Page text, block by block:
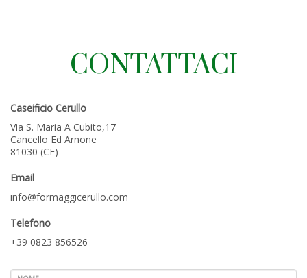
CONTATTACI
Caseificio Cerullo
Via S. Maria A Cubito,17
Cancello Ed Arnone
81030 (CE)
Email
info@formaggicerullo.com
Telefono
+39 0823 856526